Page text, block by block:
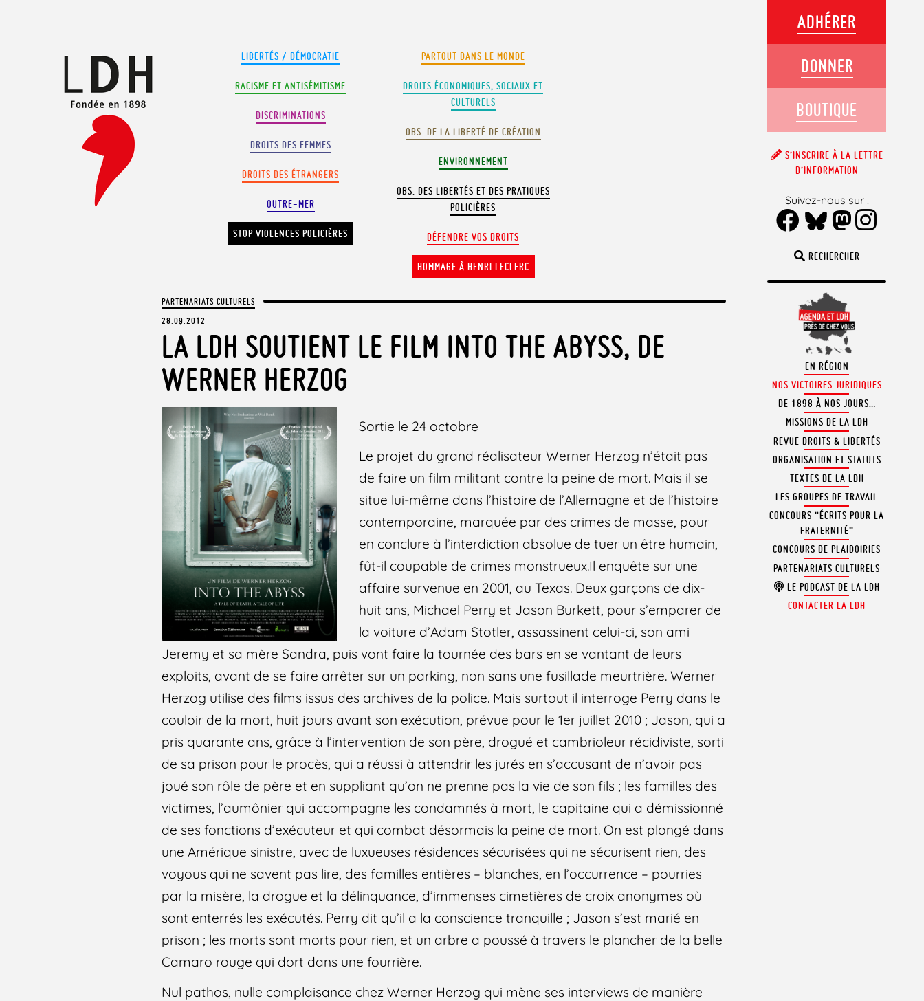
LIBERTÉS / DÉMOCRATIE
RACISME ET ANTISÉMITISME
DISCRIMINATIONS
DROITS DES FEMMES
DROITS DES ÉTRANGERS
OUTRE-MER
STOP VIOLENCES POLICIÈRES
PARTOUT DANS LE MONDE
DROITS ÉCONOMIQUES, SOCIAUX ET
CULTURELS
OBS. DE LA LIBERTÉ DE CRÉATION
ENVIRONNEMENT
OBS. DES LIBERTÉS ET DES PRATIQUES
POLICIÈRES
DÉFENDRE VOS DROITS
HOMMAGE À HENRI LECLERC
PARTENARIATS CULTURELS
28.09.2012
LA LDH SOUTIENT LE FILM INTO THE ABYSS, DE
WERNER HERZOG
Sortie le 24 octobre
Le projet du grand réalisateur Werner Herzog n’était pas
de faire un film militant contre la peine de mort. Mais il se
situe lui-même dans l’histoire de l’Allemagne et de l’histoire
contemporaine, marquée par des crimes de masse, pour
en conclure à l’interdiction absolue de tuer un être humain,
fût-il coupable de crimes monstrueux.Il enquête sur une
affaire survenue en 2001, au Texas. Deux garçons de dix-
huit ans, Michael Perry et Jason Burkett, pour s’emparer de
la voiture d’Adam Stotler, assassinent celui-ci, son ami
Jeremy et sa mère Sandra, puis vont faire la tournée des bars en se vantant de leurs
exploits, avant de se faire arrêter sur un parking, non sans une fusillade meurtrière. Werner
Herzog utilise des films issus des archives de la police. Mais surtout il interroge Perry dans le
couloir de la mort, huit jours avant son exécution, prévue pour le 1er juillet 2010 ; Jason, qui a
pris quarante ans, grâce à l’intervention de son père, drogué et cambrioleur récidiviste, sorti
de sa prison pour le procès, qui a réussi à attendrir les jurés en s’accusant de n’avoir pas
joué son rôle de père et en suppliant qu’on ne prenne pas la vie de son fils ; les familles des
victimes, l’aumônier qui accompagne les condamnés à mort, le capitaine qui a démissionné
de ses fonctions d’exécuteur et qui combat désormais la peine de mort. On est plongé dans
une Amérique sinistre, avec de luxueuses résidences sécurisées qui ne sécurisent rien, des
voyous qui ne savent pas lire, des familles entières – blanches, en l’occurrence – pourries
par la misère, la drogue et la délinquance, d’immenses cimetières de croix anonymes où
sont enterrés les exécutés. Perry dit qu’il a la conscience tranquille ; Jason s’est marié en
prison ; les morts sont morts pour rien, et un arbre a poussé à travers le plancher de la belle
Camaro rouge qui dort dans une fourrière.
Nul pathos, nulle complaisance chez Werner Herzog qui mène ses interviews de manière
RECHERCHER
EN RÉGION
NOS VICTOIRES JURIDIQUES
DE 1898 À NOS JOURS…
MISSIONS DE LA LDH
REVUE DROITS & LIBERTÉS
ORGANISATION ET STATUTS
TEXTES DE LA LDH
LES GROUPES DE TRAVAIL
CONCOURS “ÉCRITS POUR LA
FRATERNITÉ”
CONCOURS DE PLAIDOIRIES
PARTENARIATS CULTURELS
LE PODCAST DE LA LDH
CONTACTER LA LDH
ADHÉRER
DONNER
BOUTIQUE
S’INSCRIRE À LA LETTRE
D’INFORMATION
Suivez-nous sur :